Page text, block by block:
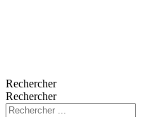
Rechercher
Rechercher